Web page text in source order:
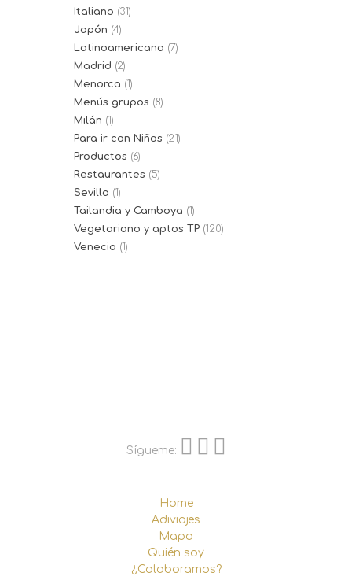
Italiano (31)
Japón (4)
Latinoamericana (7)
Madrid (2)
Menorca (1)
Menús grupos (8)
Milán (1)
Para ir con Niños (21)
Productos (6)
Restaurantes (5)
Sevilla (1)
Tailandia y Camboya (1)
Vegetariano y aptos TP (120)
Venecia (1)
Sígueme:
Home
Adiviajes
Mapa
Quién soy
¿Colaboramos?